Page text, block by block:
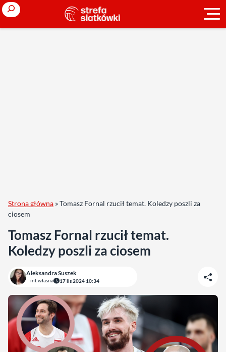
Search
Strona główna »Tomasz Fornal rzucił temat. Koledzy poszli za
ciosem
Tomasz Fornal rzucił temat.
Koledzy poszli za ciosem
Aleksandra Suszek
inf. własna 17 lis 2024 10:34